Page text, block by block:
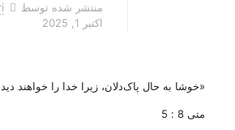
منتشر شده توسط
اکتبر 1, 2025
«خوشا به حال پاک‌دلان، زیرا خدا را خواهند
متی 8 : 5